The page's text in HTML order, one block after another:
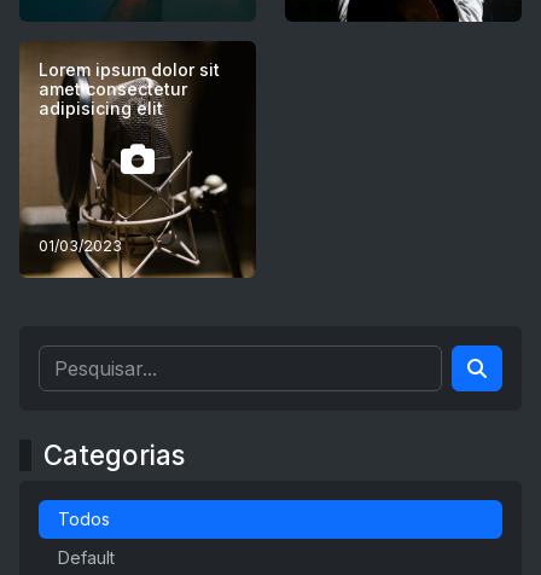
Lorem ipsum dolor sit
amet consectetur
adipisicing elit
01/03/2023
Categorias
Todos
Default